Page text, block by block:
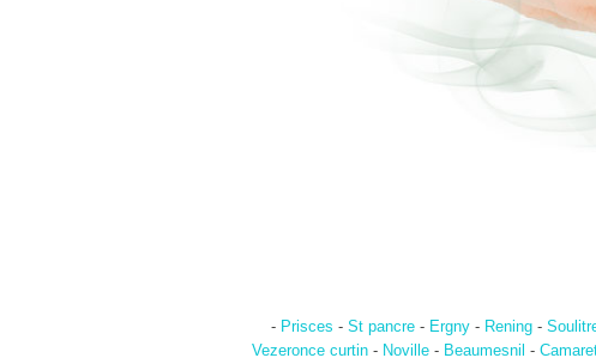
- Prisces - St pancre- Ergny- Rening-
Vezeronce curtin - Noville - Beaumesnil -